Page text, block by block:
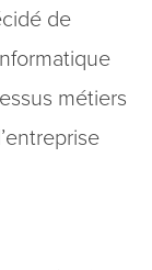
de
métiers